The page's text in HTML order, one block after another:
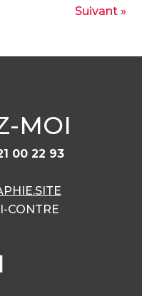
Suivant »
MOI
00 22 93
CONTRE